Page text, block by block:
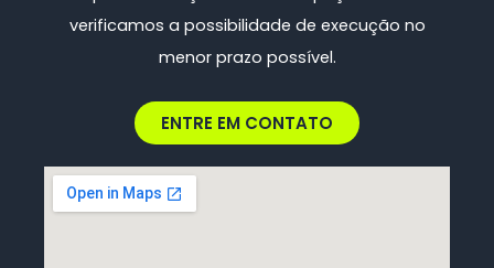
verificamos a possibilidade de execução no
menor prazo possível.
ENTRE EM CONTATO